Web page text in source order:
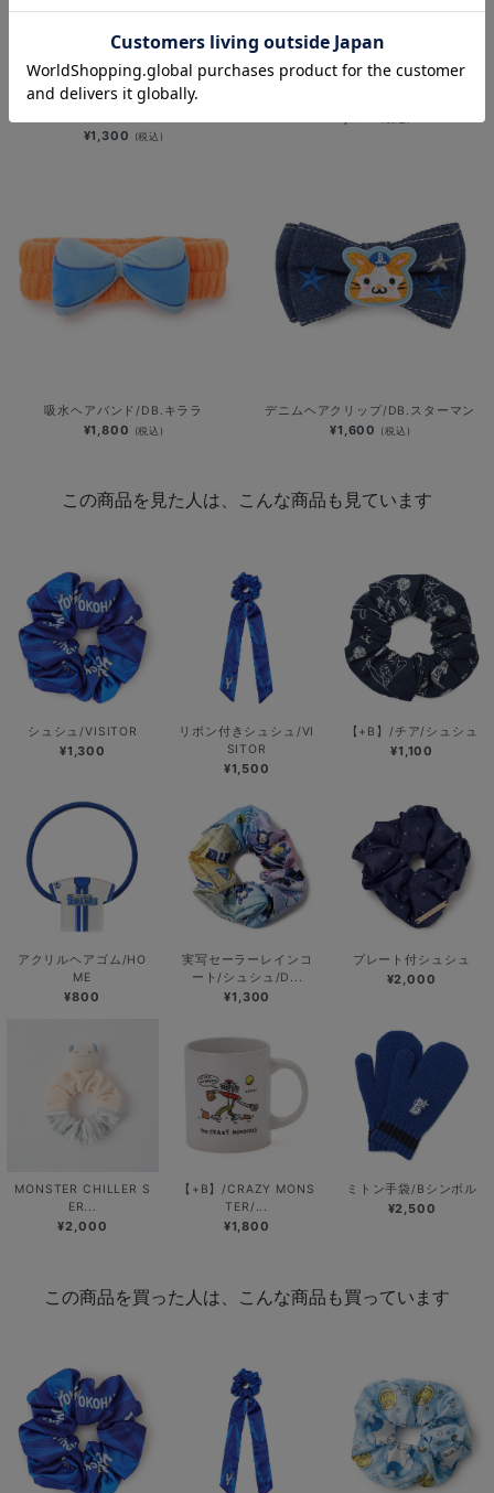
深夜のおばけシリーズ/前髪クリップ
¥1,300 (税込)
吸水ヘアバンド/DB.キララ
¥1,800 (税込)
デニムヘアクリップ/DB.スターマン
¥1,600 (税込)
この商品を見た人は、こんな商品も見ています
シュシュ/VISITOR
¥1,300
リボン付きシュシュ/VI
SITOR
¥1,500
【+B】/チア/シュシュ
¥1,100
アクリルヘアゴム/HO
ME
¥800
実写セーラーレインコ
ート/シュシュ/D...
¥1,300
プレート付シュシュ
¥2,000
MONSTER CHILLER S
ER...
¥2,000
【+B】/CRAZY MONS
TER/...
¥1,800
ミトン手袋/Bシンボル
¥2,500
この商品を買った人は、こんな商品も買っています